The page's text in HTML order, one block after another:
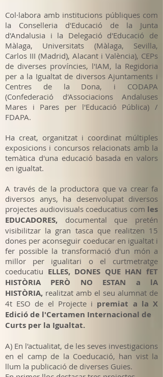
Col·labora amb institucions públiques com
la Conselleria d'Educació de la Junta
d'Andalusia i la Delegació d'Educació de
Màlaga, Universitats (Màlaga, Sevilla,
Carlos III (Madrid), Alacant i València), CEPs
de diverses províncies, l'IAM, la Regidoria
per a la Igualtat de diversos Ajuntaments i
Centres de la Dona, i CODAPA
(Confederació d'Associacions Andaluses
Mares i Pares per l'Educació Pública) /
FDAPA.
Ha creat, organitzat i coordinat múltiples
exposicions i concursos relacionats amb la
temàtica d'una educació basada en valors
en igualtat.
A través de la productora que va crear fa
diversos anys, ha desenvolupat diversos
projectes audiovisuals coeducatius com les
EDUCADORES, documental que pretén
visibilitzar la gran tasca que realitzen 15
dones per aconseguir coeducar en igualtat i
fer possible la transformació d'un món a
millor per igualitari o el curtmetratge
coeducatiu ELLES, DONES QUE HAN fET
HISTÒRIA PERÒ NO ESTAN a lA
HISTÒRIA, realitzat amb el seu alumnat de
4t ESO de el Projecte i premiat a la X
Edició de l'Certamen Internacional de
Curts per la Igualtat.
A) En l'actualitat, de les seves investigacions
en el camp de la Coeducació, han vist la
llum la publicació de diverses Guies.